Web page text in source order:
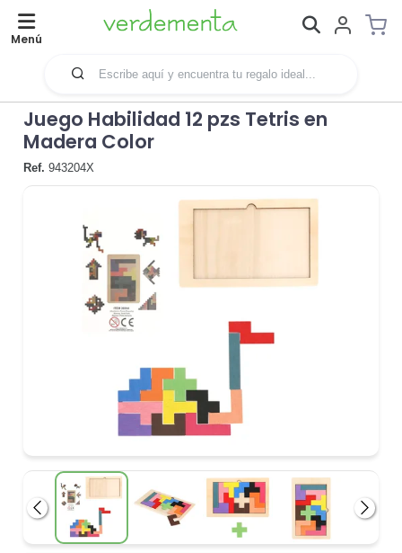
Menú
Juego Habilidad 12 pzs Tetris en
Madera Color
Ref. 943204X
Anterior